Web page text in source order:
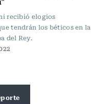
recibió elogios
tendrán los béticos en la
del Rey.